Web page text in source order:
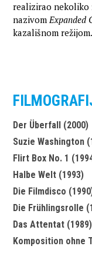
realizirao nekoliko
nazivomExpanded
kazališnom režijom.
Der Überfall (2000)
Suzie Washington
Flirt Box No. 1
Halbe Welt (1993)
Die Filmdisco
Die Frühlingsrolle
Das Attentat (1989)
Komposition ohne